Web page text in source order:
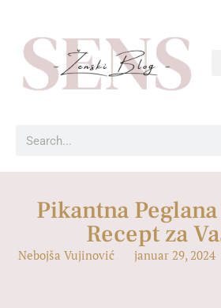
Pikantna
Recept za
Nebojša Vujinović januar 29, 2024